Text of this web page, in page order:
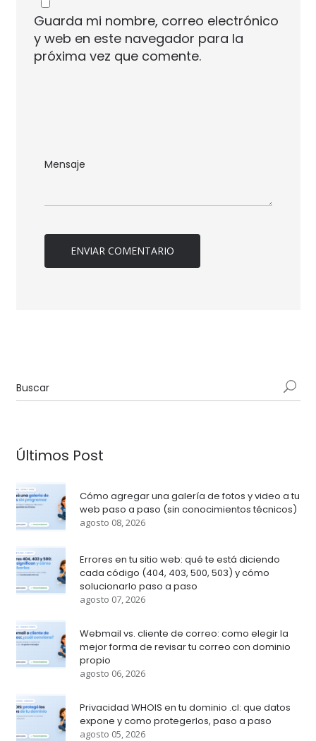
Guarda mi nombre, correo electrónico
y web en este navegador para la
próxima vez que comente.
Últimos Post
Cómo agregar una galería de fotos y video a tu
web paso a paso (sin conocimientos técnicos)
agosto 08, 2026
Errores en tu sitio web: qué te está diciendo
cada código (404, 403, 500, 503) y cómo
solucionarlo paso a paso
agosto 07, 2026
Webmail vs. cliente de correo: como elegir la
mejor forma de revisar tu correo con dominio
propio
agosto 06, 2026
Privacidad WHOIS en tu dominio .cl: que datos
expone y como protegerlos, paso a paso
agosto 05, 2026